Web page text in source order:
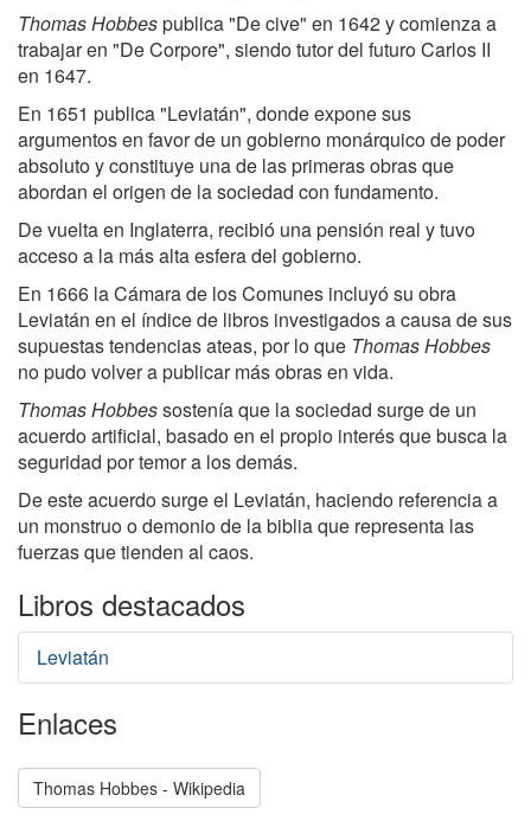
Thomas Hobbespublica "De cive" en 1642 y comienza a
trabajar en "De Corpore", siendo tutor del futuro Carlos II
en 1647.
En 1651 publica "Leviatán", donde expone sus
argumentos en favor de un gobierno monárquico de poder
absoluto y constituye una de las primeras obras que
abordan el origen de la sociedad con fundamento.
De vuelta en Inglaterra, recibió una pensión real y tuvo
acceso a la más alta esfera del gobierno.
En 1666 la Cámara de los Comunes incluyó su obra
Leviatán en el índice de libros investigados a causa de sus
supuestas tendencias ateas, por lo que Thomas Hobbes
no pudo volver a publicar más obras en vida.
Thomas Hobbessostenía que la sociedad surge de un
acuerdo artificial, basado en el propio interés que busca la
seguridad por temor a los demás.
De este acuerdo surge el Leviatán, haciendo referencia a
un monstruo o demonio de la biblia que representa las
fuerzas que tienden al caos.
Libros destacados
Leviatán
Enlaces
Thomas Hobbes - Wikipedia